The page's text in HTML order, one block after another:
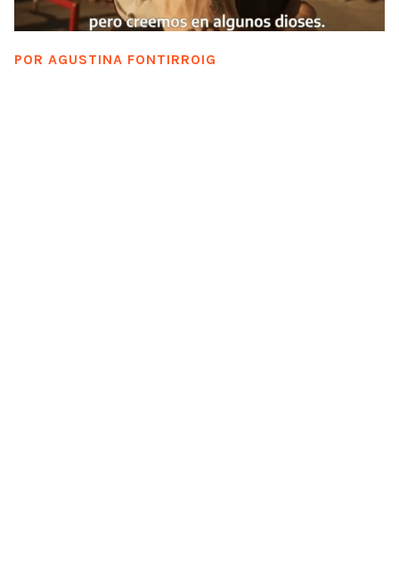
POR AGUSTINA FONTIRROIG